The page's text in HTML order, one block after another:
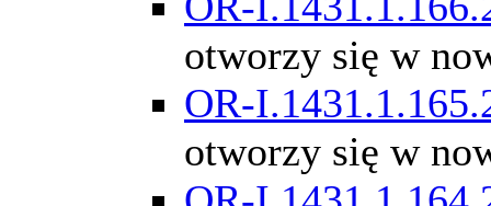
otworzy się w
OR-
otworzy się w